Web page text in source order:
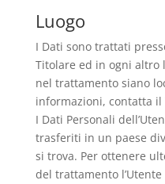
Luogo
I Dati sono trattati
Titolare ed in ogni altro
nel trattamento siano
informazioni, contatta il
I Dati Personali
trasferiti in un paese
si trova. Per ottenere
del trattamento